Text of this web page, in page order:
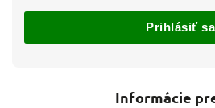
Informácie
Prihlásiť sa